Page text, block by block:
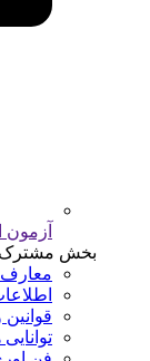
بخش